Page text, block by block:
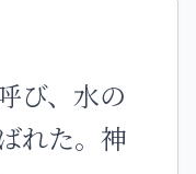
び、水の
れた。神